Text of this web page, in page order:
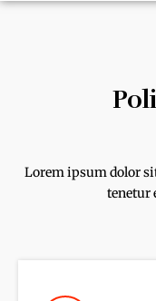
Lorem ipsum dolor
tenetur